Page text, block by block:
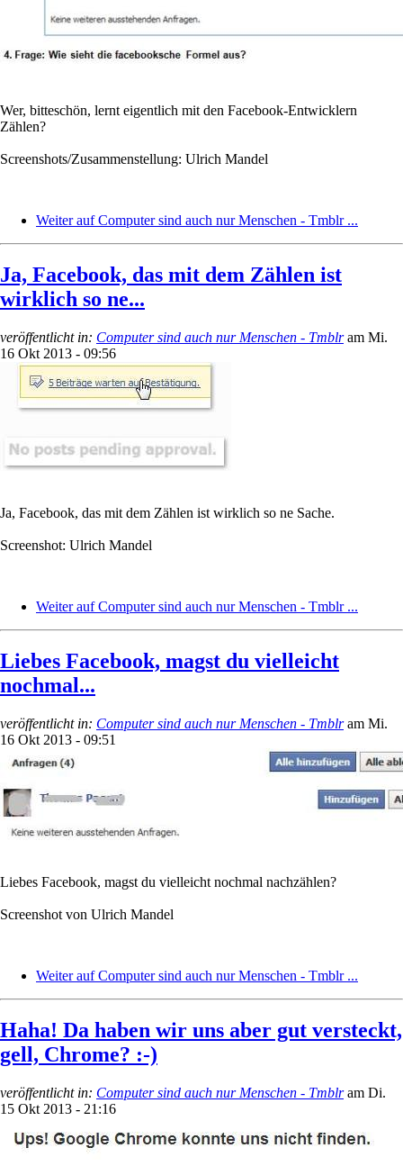
Wer, bitteschön, lernt eigentlich mit den Facebook-Entwicklern
Zählen?
Screenshots/Zusammenstellung: Ulrich Mandel
Weiter auf Computer sind auch nur Menschen - Tmblr ...
Ja, Facebook, das mit dem Zählen ist
wirklich so ne...
veröffentlicht in: Computer sind auch nur Menschen - Tmblram Mi.
16 Okt 2013 - 09:56
Ja, Facebook, das mit dem Zählen ist wirklich so ne Sache.
Screenshot: Ulrich Mandel
Weiter auf Computer sind auch nur Menschen - Tmblr ...
Liebes Facebook, magst du vielleicht
nochmal...
veröffentlicht in: Computer sind auch nur Menschen - Tmblram Mi.
16 Okt 2013 - 09:51
Liebes Facebook, magst du vielleicht nochmal nachzählen?
Screenshot von Ulrich Mandel
Weiter auf Computer sind auch nur Menschen - Tmblr ...
Haha! Da haben wir uns aber gut versteckt,
gell, Chrome? :-)
veröffentlicht in: Computer sind auch nur Menschen - Tmblram Di.
15 Okt 2013 - 21:16